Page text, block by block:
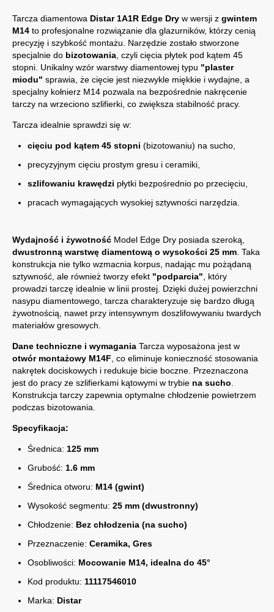
Tarcza diamentowa Distar 1A1R Edge Dry w wersji z gwintem
M14 to profesjonalne rozwiązanie dla glazurników, którzy cenią
precyzję i szybkość montażu. Narzędzie zostało stworzone
specjalnie do bizotowania, czyli cięcia płytek pod kątem 45
stopni. Unikalny wzór warstwy diamentowej typu "plaster
miodu" sprawia, że cięcie jest niezwykle miękkie i wydajne, a
specjalny kołnierz M14 pozwala na bezpośrednie nakręcenie
tarczy na wrzeciono szlifierki, co zwiększa stabilność pracy.
Tarcza idealnie sprawdzi się w:
cięciu pod kątem 45 stopni (bizotowaniu) na sucho,
precyzyjnym cięciu prostym gresu i ceramiki,
szlifowaniu krawędzi płytki bezpośrednio po przecięciu,
pracach wymagających wysokiej sztywności narzędzia.
Wydajność i żywotność Model Edge Dry posiada szeroką,
dwustronną warstwę diamentową o wysokości 25 mm. Taka
konstrukcja nie tylko wzmacnia korpus, nadając mu pożądaną
sztywność, ale również tworzy efekt "podparcia", który
prowadzi tarczę idealnie w linii prostej. Dzięki dużej powierzchni
nasypu diamentowego, tarcza charakteryzuje się bardzo długą
żywotnością, nawet przy intensywnym doszlifowywaniu twardych
materiałów gresowych.
Dane techniczne i wymagania Tarcza wyposażona jest w
otwór montażowy M14F, co eliminuje konieczność stosowania
nakrętek dociskowych i redukuje bicie boczne. Przeznaczona
jest do pracy ze szlifierkami kątowymi w trybie na sucho.
Konstrukcja tarczy zapewnia optymalne chłodzenie powietrzem
podczas bizotowania.
Specyfikacja:
Średnica: 125 mm
Grubość: 1.6 mm
Średnica otworu: M14 (gwint)
Wysokość segmentu: 25 mm (dwustronny)
Chłodzenie: Bez chłodzenia (na sucho)
Przeznaczenie: Ceramika, Gres
Osobliwości: Mocowanie M14, idealna do 45°
Kod produktu: 11117546010
Marka: Distar